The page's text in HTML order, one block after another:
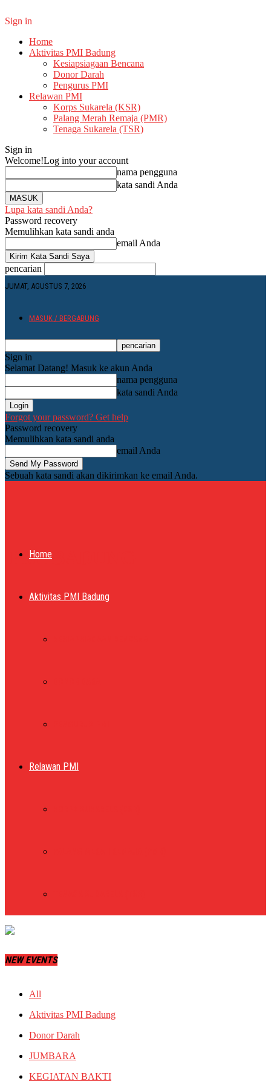
Sign in
Home
Aktivitas PMI Badung
Kesiapsiagaan Bencana
Donor Darah
Pengurus PMI
Relawan PMI
Korps Sukarela (KSR)
Palang Merah Remaja (PMR)
Tenaga Sukarela (TSR)
Sign in
Welcome!Log into your account
nama pengguna
kata sandi Anda
Lupa kata sandi Anda?
Password recovery
Memulihkan kata sandi anda
email Anda
pencarian
JUMAT, AGUSTUS 7, 2026
MASUK / BERGABUNG
Sign in
Selamat Datang! Masuk ke akun Anda
nama pengguna
kata sandi Anda
Forgot your password? Get help
Password recovery
Memulihkan kata sandi anda
email Anda
Sebuah kata sandi akan dikirimkan ke email Anda.
PMI BADUNG
Home
Aktivitas PMI Badung
Relawan PMI
NEW EVENTS
All
Aktivitas PMI Badung
Donor Darah
JUMBARA
KEGIATAN BAKTI